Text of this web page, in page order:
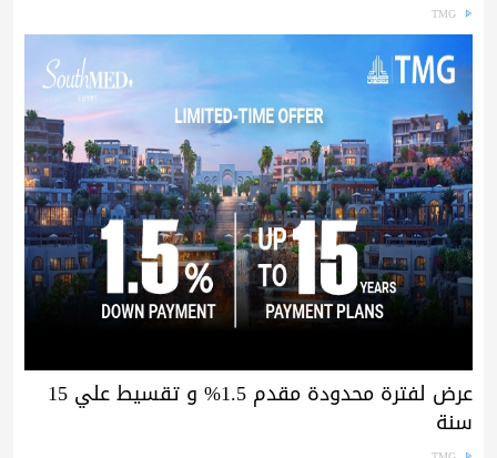
TMG
عرض لفترة محدودة مقدم 1.5% و تقسيط علي 15
سنة